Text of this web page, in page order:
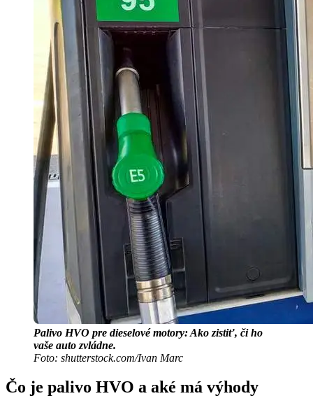
Palivo HVO pre dieselové motory: Ako zistiť, či ho
vaše auto zvládne.
Foto: shutterstock.com/Ivan Marc
Čo je palivo HVO a aké má výhody